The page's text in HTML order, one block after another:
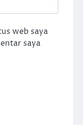
web saya
saya